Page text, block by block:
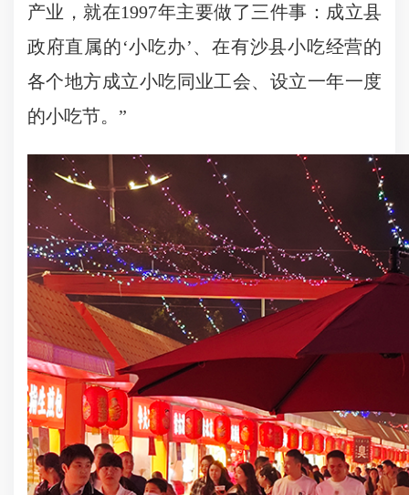
产业，就在1997年主要做了三件事：成立县
政府直属的‘小吃办’、在有沙县小吃经营的
各个地方成立小吃同业工会、设立一年一度
的小吃节。”